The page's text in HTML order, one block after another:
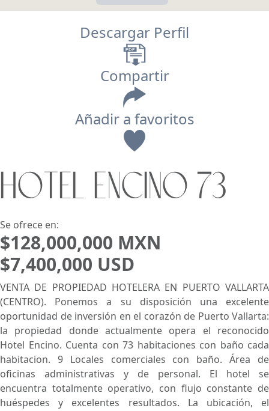
Descargar Perfil
Compartir
Añadir a favoritos
HOTEL ENCINO 73
Se ofrece en:
$128,000,000 MXN
$7,400,000 USD
VENTA DE PROPIEDAD HOTELERA EN PUERTO VALLARTA
(CENTRO). Ponemos a su disposición una excelente
oportunidad de inversión en el corazón de Puerto Vallarta:
la propiedad donde actualmente opera el reconocido
Hotel Encino. Cuenta con 73 habitaciones con baño cada
habitacion. 9 Locales comerciales con baño. Área de
oficinas administrativas y de personal. El hotel se
encuentra totalmente operativo, con flujo constante de
huéspedes y excelentes resultados. La ubicación, el